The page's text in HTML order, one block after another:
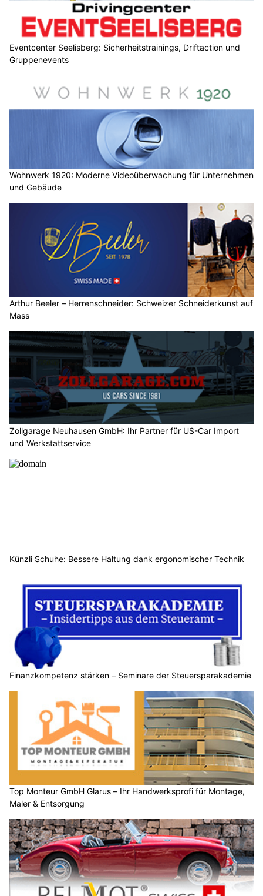
Eventcenter Seelisberg: Sicherheitstrainings, Driftaction und
Gruppenevents
Wohnwerk 1920: Moderne Videoüberwachung für Unternehmen
und Gebäude
Arthur Beeler – Herrenschneider: Schweizer Schneiderkunst auf
Mass
Zollgarage Neuhausen GmbH: Ihr Partner für US-Car Import
und Werkstattservice
Künzli Schuhe: Bessere Haltung dank ergonomischer Technik
Finanzkompetenz stärken – Seminare der Steuersparakademie
Top Monteur GmbH Glarus – Ihr Handwerksprofi für Montage,
Maler & Entsorgung